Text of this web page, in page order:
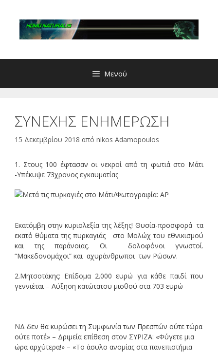
περιεχόμενο
Μενού
ΣΥΝΕΧΗΣ ΕΝΗΜΕΡΩΣΗ
15 Δεκεμβρίου 2018 από nikos Adamopoulos
1. Στους 100 έφτασαν οι νεκροί από τη φωτιά στο Μάτι
-Υπέκυψε 73χρονος εγκαυματίας
Εκατόμβη στην κυριολεξία της λέξης! Θυσία-προσφορά τα
εκατό θύματα της πυρκαγιάς στο Μολώχ του εθνικισμού
και της παράνοιας. Οι δολοφόνοι γνωστοί.
“Μακεδονομάχοι” και αχυράνθρωποι των Ρώσων.
2.Μητσοτάκης: Επίδομα 2.000 ευρώ για κάθε παιδί που
γεννιέται – Αύξηση κατώτατου μισθού στα 703 ευρώ
ΝΔ δεν θα κυρώσει τη Συμφωνία των Πρεσπών ούτε τώρα
ούτε ποτέ» – Δριμεία επίθεση στον ΣΥΡΙΖΑ: «Φύγετε μια
ώρα αρχύτερα!» – «Το άσυλο ανομίας στα πανεπιστήμια